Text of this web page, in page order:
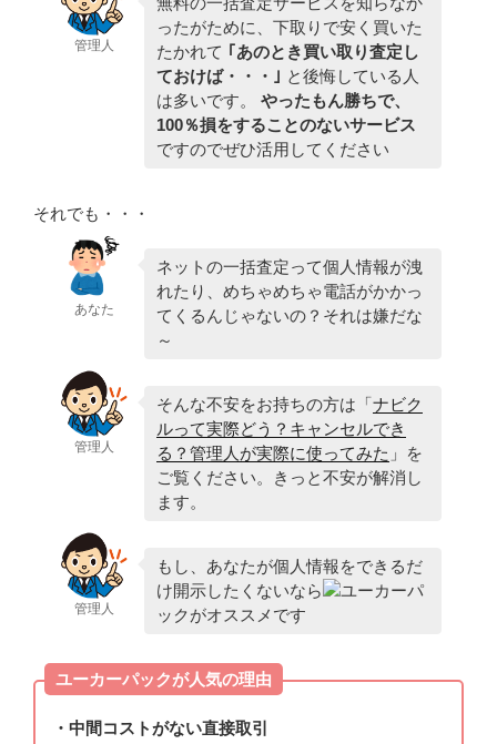
管理人
ったがために、下取りで安く買いた
たかれて ｢あのとき買い取り査定し
ておけば・・・｣ と後悔している人
は多いです。 やったもん勝ちで、
100％損をすることのないサービス
ですのでぜひ活用してください
それでも・・・
あなた
ネットの一括査定って個人情報が洩
れたり、めちゃめちゃ電話がかかっ
てくるんじゃないの？それは嫌だな
～
管理人
そんな不安をお持ちの方は「ナビク
ルって実際どう？キャンセルでき
る？管理人が実際に使ってみた 」を
ご覧ください。きっと不安が解消し
ます。
管理人
もし、あなたが個人情報をできるだ
け開示したくないなら
ユーカーパ
ックがオススメです
ユーカーパックが人気の理由
・中間コストがない直接取引